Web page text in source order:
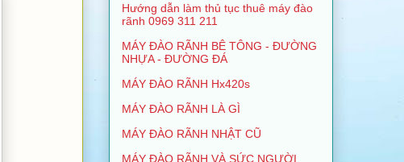
Hướng dẫn làm thủ tục thuê máy đào
rãnh 0969 311 211
MÁY ĐÀO RÃNH BÊ TÔNG - ĐƯỜNG
NHỰA - ĐƯỜNG ĐÁ
MÁY ĐÀO RÃNH Hx420s
MÁY ĐÀO RÃNH LÀ GÌ
MÁY ĐÀO RÃNH NHẬT CŨ
MÁY ĐÀO RÃNH VÀ SỨC NGƯỜI